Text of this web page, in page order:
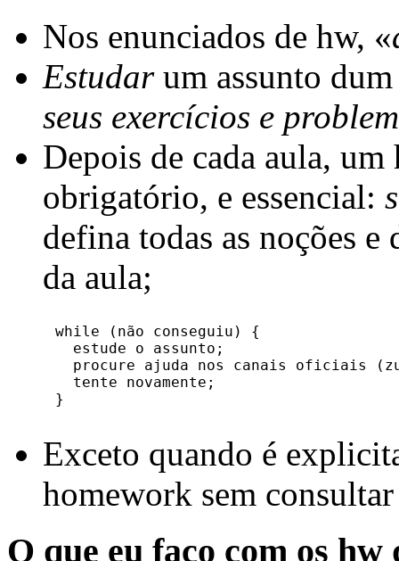
Nos enunciados de hw, «
Estudarum assunto
seus exercícios e
Depois de cada aula,
obrigatório, e essencial:
defina todas as noções
da aula;
while (não conseguiu) {
  estude o assunto;
procure ajuda nos canais oficiais
  tente novamente;
Exceto quando é
homework sem
O que eu faço com os hw